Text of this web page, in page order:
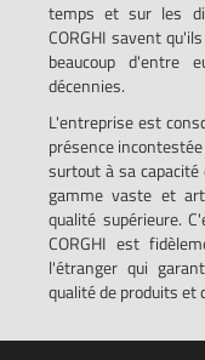
temps et sur les
CORGHI savent
beaucoup d'entre
décennies.
L'entreprise est
présence
surtout à sa
gamme vaste et
qualité supérieure.
CORGHI est
l'étranger qui
qualité de produits et